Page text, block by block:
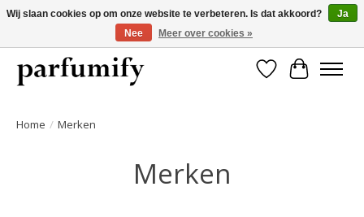
750+ Geuren | Gratis verzending | Maandelijks opzegbaar
Verlanglijst
Home / Merken
Merken
Wij slaan cookies op om onze website te verbeteren. Is dat akkoord?
Ja
Nee
Meer over cookies »